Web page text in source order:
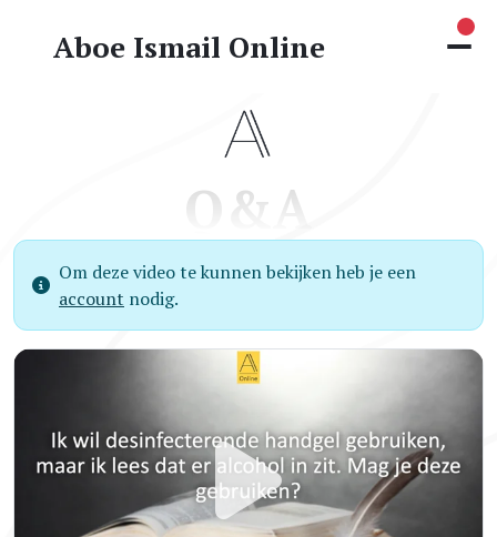
Aboe Ismail Online
Q&A
Om deze video te kunnen bekijken heb je een
account nodig.